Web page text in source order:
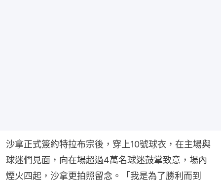
沙拿正式簽約特拉布宗後，穿上10號球衣，在主場與
球迷們見面，向在場超過4萬名球迷鼓掌致意，場內
煙火四起，沙拿更拍照留念。「我是為了勝利而到